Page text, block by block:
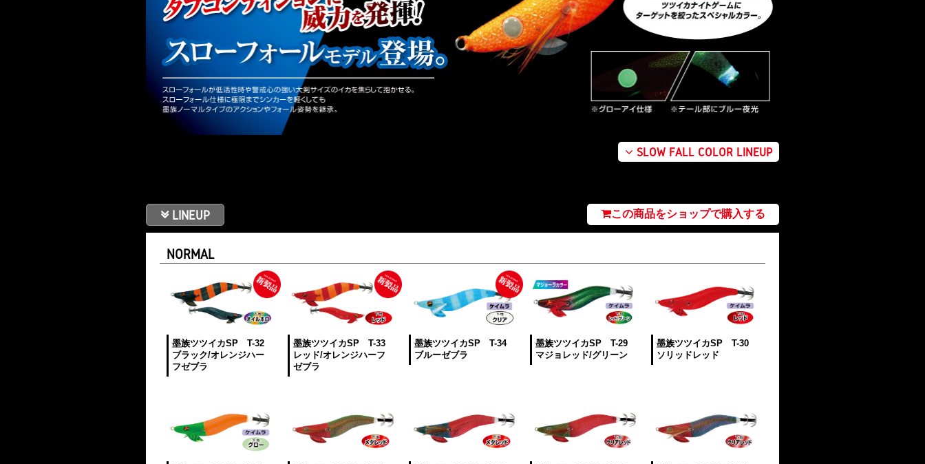
SLOW FALL COLOR LINEUP
LINEUP この商品をショップで購入する
NORMAL
墨族ツツイカSP T-32
ブラック/オレンジハー
フゼブラ
墨族ツツイカSP T-33
レッド/オレンジハーフ
ゼブラ
墨族ツツイカSP T-34
ブルーゼブラ
墨族ツツイカSP T-29
マジョレッド/グリーン
墨族ツツイカSP T-30
ソリッドレッド